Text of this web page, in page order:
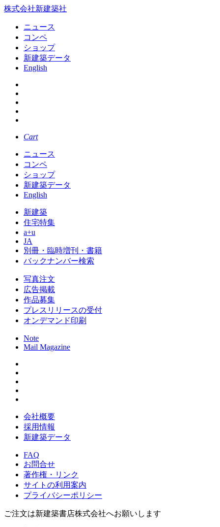
株式会社新建築社
ニュース
コンペ
ショップ
新建築データ
English
Cart
ニュース
コンペ
ショップ
新建築データ
English
新建築
住宅特集
a+u
JA
別冊・臨時増刊・書籍
バックナンバー検索
写真注文
広告掲載
作品募集
プレスリリースの受付
オンデマンド印刷
Note
Mail Magazine
会社概要
採用情報
新建築データ
FAQ
お問合せ
著作権・リンク
サイトの利用案内
プライバシーポリシー
ご注文は新建築書店株式会社へお願いします